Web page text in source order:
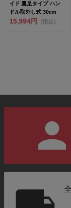
イド 皿足タイプ ハン
ドル取外し式 30cm
15,994円 (税込)